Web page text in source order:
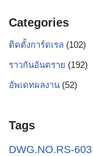
Categories
ติดตั้งการ์ดเรล (102)
ราวกันอันตราย (192)
อัพเดทผลงาน (52)
Tags
DWG.NO.RS-603